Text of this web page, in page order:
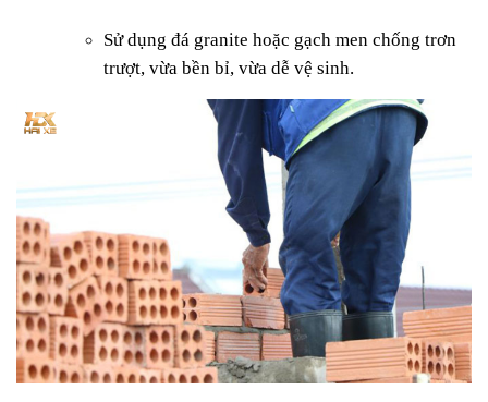
Sử dụng đá granite hoặc gạch men chống trơn
trượt, vừa bền bỉ, vừa dễ vệ sinh.